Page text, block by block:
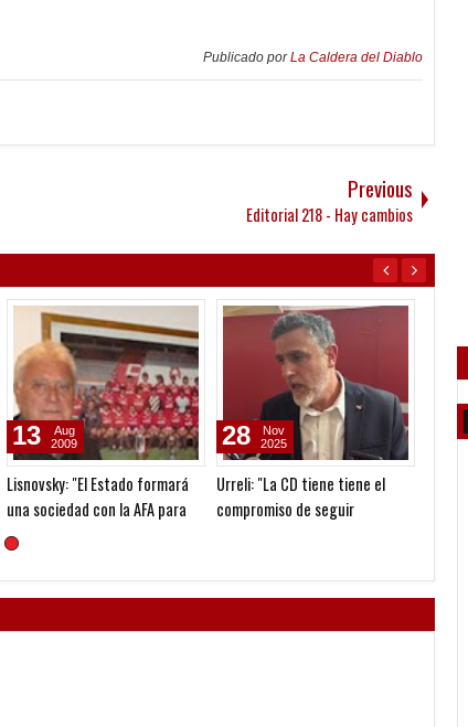
Publicado porLa Caldera del Diablo
Previous
Editorial 218 - Hay cambios
Lisnovsky: "El Estado formará
una sociedad con la AFA para
comercializar el futbol"
13
Aug
2009
Urreli: "La CD tiene tiene el
compromiso de seguir
28
Nov
2025
un
26